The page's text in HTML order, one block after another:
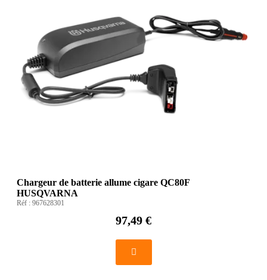
Chargeur de batterie allume cigare QC80F
HUSQVARNA
Réf : 967628301
97,49 €